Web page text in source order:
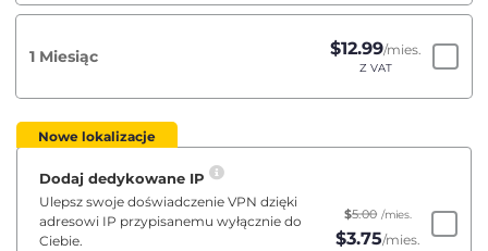
1 Miesiąc $12.99/mies.
Z VAT
Nowe lokalizacje
Dodaj dedykowane IP
Ulepsz swoje doświadczenie VPN dzięki
adresowi IP przypisanemu wyłącznie do
Ciebie.
$5.00 /mies.
$3.75/mies.